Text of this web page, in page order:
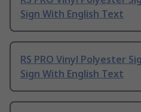
Sign With English Text
RS PRO Vinyl Polyester
Sign With English Text